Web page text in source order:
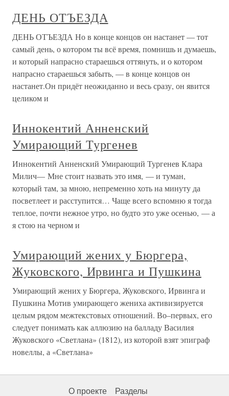
ДЕНЬ ОТЪЕЗДА
ДЕНЬ ОТЪЕЗДА Но в конце концов он настанет — тот
самый день, о котором ты всё время, помнишь и думаешь,
и который напрасно стараешься оттянуть, и о котором
напрасно стараешься забыть, — в конце концов он
настанет.Он придёт неожиданно и весь сразу, он явится
целиком и
Иннокентий Анненский
Умирающий Тургенев
Иннокентий Анненский Умирающий Тургенев Клара
Милич— Мне стоит назвать это имя, — и туман,
который там, за мною, непременно хоть на минуту да
посветлеет и расступится… Чаще всего вспомню я тогда
теплое, почти нежное утро, но будто это уже осенью, — а
я стою на черном и
Умирающий жених у Бюргера,
Жуковского, Ирвинга и Пушкина
Умирающий жених у Бюргера, Жуковского, Ирвинга и
Пушкина Мотив умирающего жениха активизируется
целым рядом межтекстовых отношений. Во–первых, его
следует понимать как аллюзию на балладу Василия
Жуковского «Светлана» (1812), из которой взят эпиграф
новеллы, а «Светлана»
О проекте Разделы